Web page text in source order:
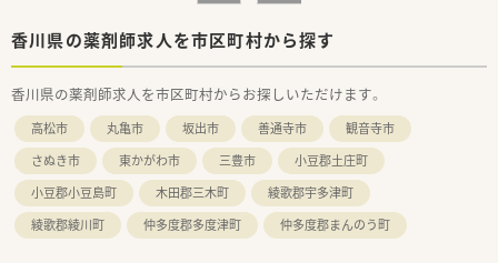
■研修講師や在宅の推進、リクルーターなど、興味があれば調剤
以外の取組に参加することができます。
20～25枚程度になるように配置されてます。
余裕をもった人員配置で患者さまの対応にしっかりと時間を
使うことができます。
＜こんな方にオススメ＞
■調剤業務をメインとし服薬指導とともにOTC商材の提案もし
たい方
■生活に密着したアドバイスができる薬剤師になりたい方
香川県の薬剤師求人を市区町村から探す
香川県の薬剤師求人を市区町村からお探しいただけます。
高松市 丸亀市 坂出市 善通寺市
観音寺市
さぬき市
東かがわ市 三豊市
小豆郡土庄町
小豆郡小豆島町
木田郡三木町
綾歌郡宇多津町
綾歌郡綾川町
仲多度郡多度津町 仲多度郡まんのう町